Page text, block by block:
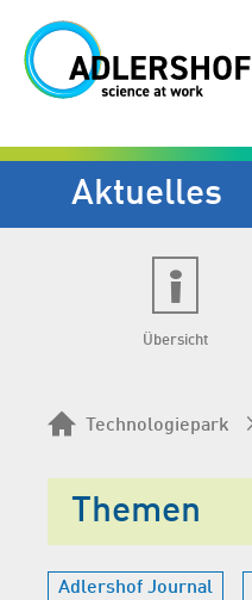
Aktuelles
Übersicht
Technologiepark
Themen
Adlershof Journal